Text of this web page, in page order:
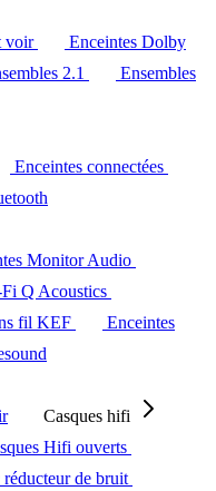
voir
Enceintes Dolby
2.1
Ensembles
Enceintes connectées
Monitor Audio
Q Acoustics
fil KEF
Enceintes
Casques hifi
Hifi ouverts
réducteur de bruit